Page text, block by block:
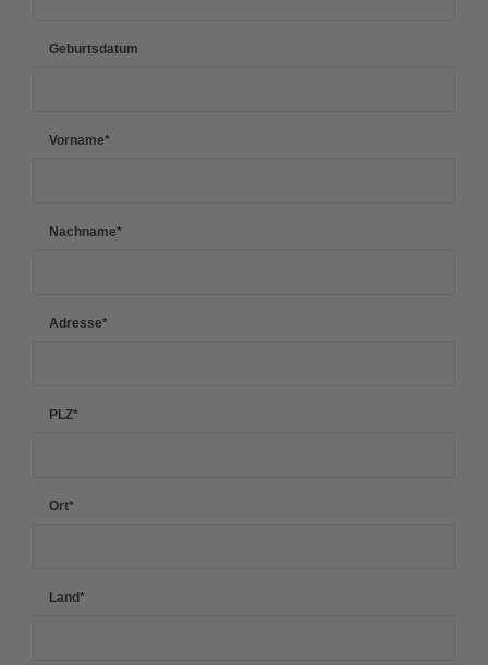
Geburtsdatum
Vorname*
Nachname*
Adresse*
PLZ*
Ort*
Land*